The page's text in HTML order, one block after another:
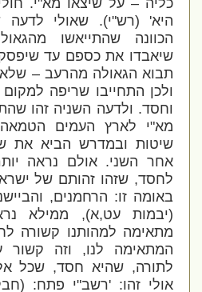
כליה – על שיצאו מא"י.
היא' (רש"י). שאולי לדעה
הכוונה שהתייאשו
שיאבדו את כספם עד
תבוא הגאולה מהרעב – שלא
ולכן התחייבו שריפה
וחסד. ולדעה השניה זהו
מא"י לארץ העמים
שיטות ובמדרש הביא את
אחר השני. אולם נראה
לחסד, שזהו זהותם של
באומה זו: הרחמנים,
(יבמות עט,א), ממילא
מתאימה למהותנו קשורה
המתאימה לנו, וזה קשור
לתורה, שהיא חסד, שכל
אולי זהו: 'רשב"י פתח: